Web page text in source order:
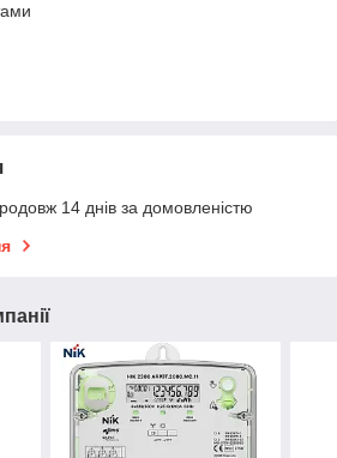
14 днів за домовленістю